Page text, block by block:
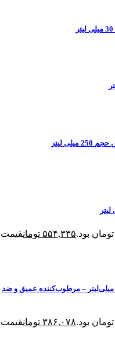
۵۵۴,۳۳۵ تومانقیمت
کرم آبرسان پوست خشک و حساس بیزانس 40 میلی‌لیتر – مرطوب‌کننده عمیق و ضد
۳۸۶,۰۷۸ تومانقیمت